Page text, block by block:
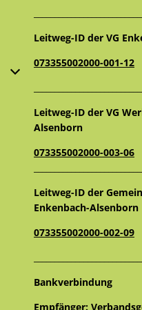
auszublenden
Leitweg-ID der VG
073355002000-001-12
Leitweg-ID der VG
Alsenborn
073355002000-003-06
Leitweg-ID der
Enkenbach-Alsenborn
073355002000-002-09
Bankverbindung
Empfänger: